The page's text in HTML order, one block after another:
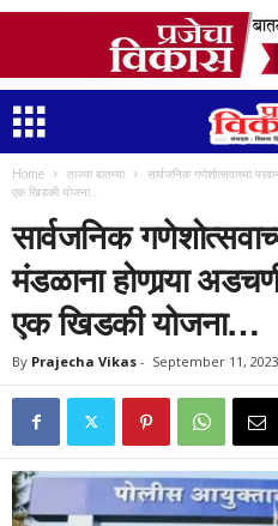
Home ताज्या बातम्या
सार्वजनिक गणेशोत्सवाच्या
एक खिडकी योजना…
सार्वजनिक
मंडळाना होणार्‍या
एक खिडकी योजना…
By Prajecha Vikas - September 11, 2023